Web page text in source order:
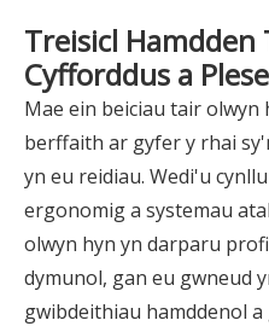
Treisicl Hamdden
Cyfforddus a
Mae ein beiciau tair olwyn
berffaith ar gyfer y rhai
yn eu reidiau. Wedi'u
ergonomig a systemau
olwyn hyn yn darparu
dymunol, gan eu gwneud
gwibdeithiau hamddenol